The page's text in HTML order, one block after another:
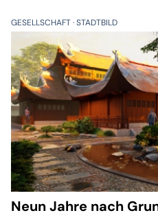
GESELLSCHAFT STADTBILD
Neun Jahre nach